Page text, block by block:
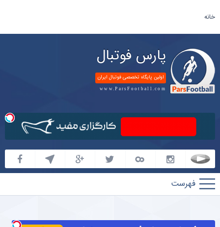
خانه
پارس فوتبال
اولین پایگاه تخصصی فوتبال ایران
www.ParsFootball.com
پارس
فوتبال